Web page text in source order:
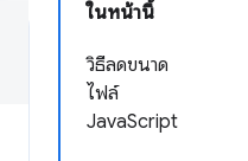
ในหน้านี้
วิธีลดขนาด
ไฟล์
JavaScript